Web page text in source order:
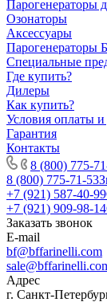
Парогенераторы
Озонаторы
Аксессуары
Парогенераторы
Специальные
Где купить?
Дилеры
Как купить?
Условия оплаты и
Гарантия
Контакты
8 (800) 775-
8 (800) 775-71-53
+7 (921) 587-40-99
+7 (921) 909-98-14
Заказать звонок
E-mail
bf@bffarinelli.com
Адрес
г. Санкт-